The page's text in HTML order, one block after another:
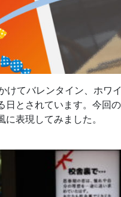
けてバレンタイン、ホワ
日とされています。今回
に表現してみました。